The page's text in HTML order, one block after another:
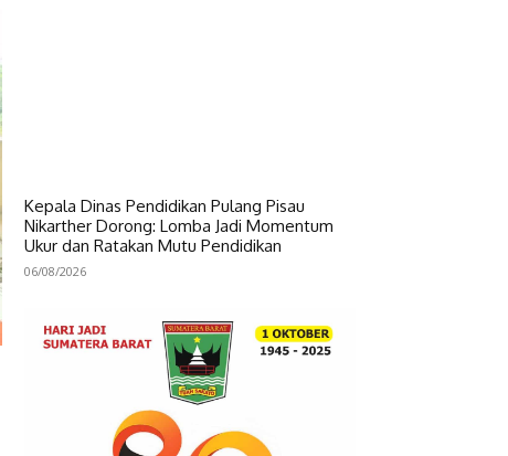
Kepala Dinas Pendidikan Pulang Pisau
Nikarther Dorong: Lomba Jadi Momentum
Ukur dan Ratakan Mutu Pendidikan
06/08/2026